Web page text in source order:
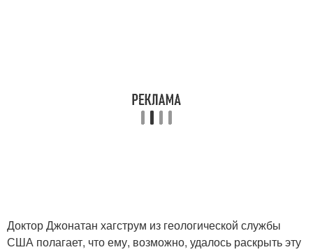
Доктор Джонатан хагструм из геологической службы
США полагает, что ему, возможно, удалось раскрыть эту